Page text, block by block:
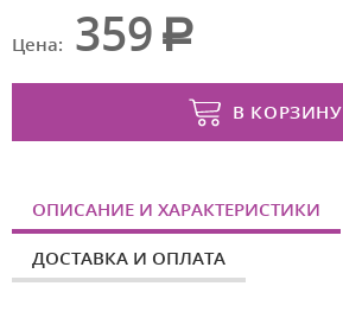
Цена: 359
В КОРЗИНУ
ОПИСАНИЕ И ХАРАКТЕРИСТИКИ
ДОСТАВКА И ОПЛАТА